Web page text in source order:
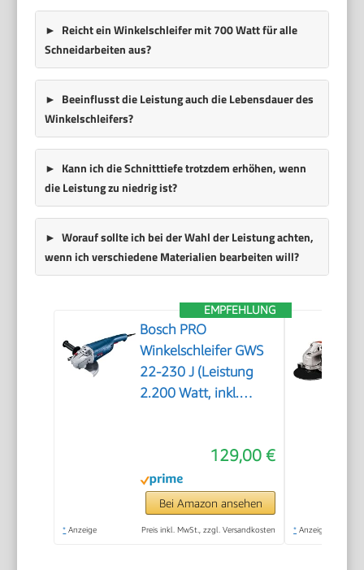
Reicht ein Winkelschleifer mit 700 Watt für alle
Schneidarbeiten aus?
Beeinflusst die Leistung auch die Lebensdauer des
Winkelschleifers?
Kann ich die Schnitttiefe trotzdem erhöhen, wenn
die Leistung zu niedrig ist?
Worauf sollte ich bei der Wahl der Leistung achten,
wenn ich verschiedene Materialien bearbeiten will?
EMPFEHLUNG
Bosch PRO
Winkelschleifer GWS
22-230 J (Leistung
2.200 Watt, inkl.
Spannmutter,
Abdeckschutz,
Zusatzhandgriff)
129,00 €
Bei Amazon ansehen
* Anzeige Preis inkl. MwSt., zzgl. Versandkosten * Anzeige